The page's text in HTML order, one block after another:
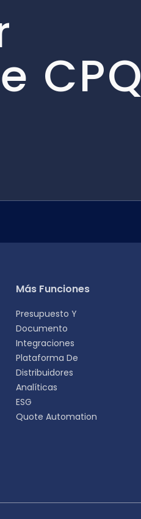
CPQ
Más Funciones
Presupuesto Y
Documento
Integraciones
Plataforma De
Distribuidores
Analíticas
ESG
Quote Automation